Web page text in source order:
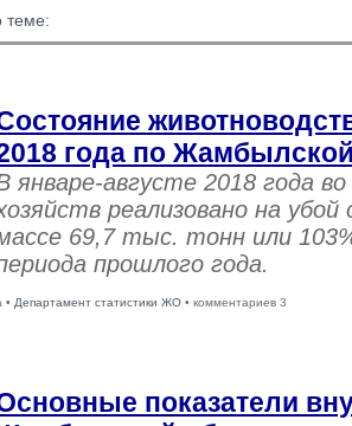
теме:
года по
январе-августе 2018 года
реализовано на
69,7 тыс. тонн или
прошлого года.
• Департамент статистики ЖО • комментариев 3
показатели